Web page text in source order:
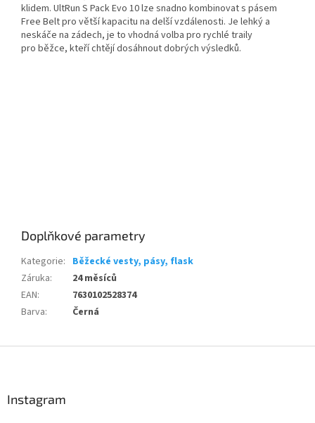
klidem. UltRun S Pack Evo 10 lze snadno kombinovat s pásem
Free Belt pro větší kapacitu na delší vzdálenosti. Je lehký a
neskáče na zádech, je to vhodná volba pro rychlé traily
pro běžce, kteří chtějí dosáhnout dobrých výsledků.
Doplňkové parametry
Kategorie: Běžecké vesty, pásy, flask
Záruka:
24 měsíců
EAN:
7630102528374
Barva: Černá
Instagram